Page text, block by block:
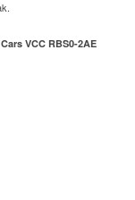
VCC RBS0-2AE